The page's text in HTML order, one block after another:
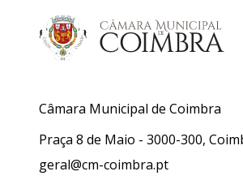
Câmara Municipal de Coimbra
Praça 8 de Maio - 3000-300,
geral@cm-coimbra.pt